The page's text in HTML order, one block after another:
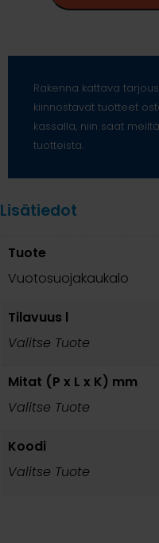
Rakenna kattava
kiinnostavat tuotteet
kassalla, niin saat
tuotteista.
Lisätiedot
Tuote
Vuotosuojakaukalo
Tilavuus l
Valitse Tuote
Mitat (P x L x K) mm
Valitse Tuote
Koodi
Valitse Tuote